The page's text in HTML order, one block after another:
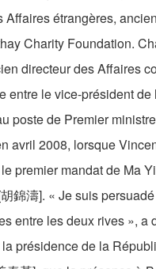
étrangères,
Charity Foundation.
directeur des Affaires
entre le vice-président
poste de Premier
avril 2008, lorsque
premier mandat de Ma
錦濤]. « Je suis
entre les deux rives »,
présidence de la